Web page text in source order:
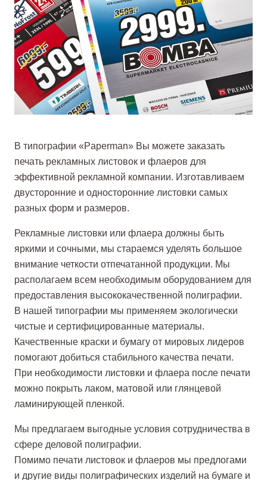
В типографии «Paperman» Вы можете заказать
печать рекламных листовок и флаеров для
эффективной рекламной компании. Изготавливаем
двусторонние и односторонние листовки самых
разных форм и размеров.
Рекламные листовки или флаера должны быть
яркими и сочными, мы стараемся уделять большое
внимание четкости отпечатанной продукции. Мы
располагаем всем необходимым оборудованием для
предоставления высококачественной полиграфии.
В нашей типографии мы применяем экологически
чистые и сертифицированные материалы.
Качественные краски и бумагу от мировых лидеров
помогают добиться стабильного качества печати.
При необходимости листовки и флаера после печати
можно покрыть лаком, матовой или глянцевой
ламинирующей пленкой.
Мы предлагаем выгодные условия сотрудничества в
сфере деловой полиграфии.
Помимо печати листовок и флаеров мы предлогами
и другие виды полиграфических изделий на бумаге и